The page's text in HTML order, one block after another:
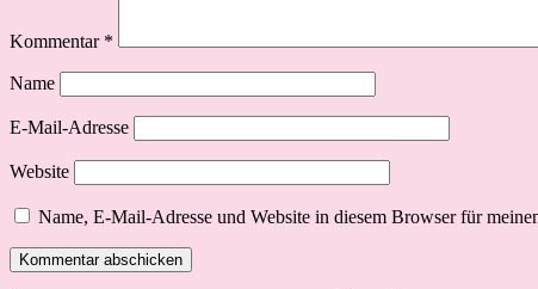
Kommentar *
Name
E-Mail-Adresse
Website
Name, E-Mail-Adresse und Website in diesem Browser für